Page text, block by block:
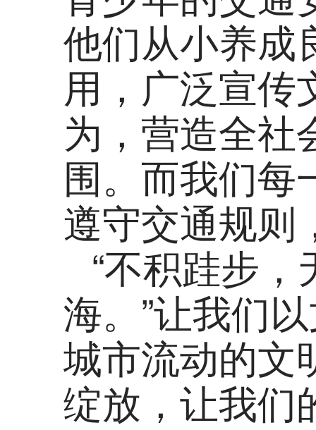
他们从小养成
用，广泛宣传
为，营造全社
围。而我们每
遵守交通规则
“不积跬步
海。”让我们
城市流动的文
绽放，让我们